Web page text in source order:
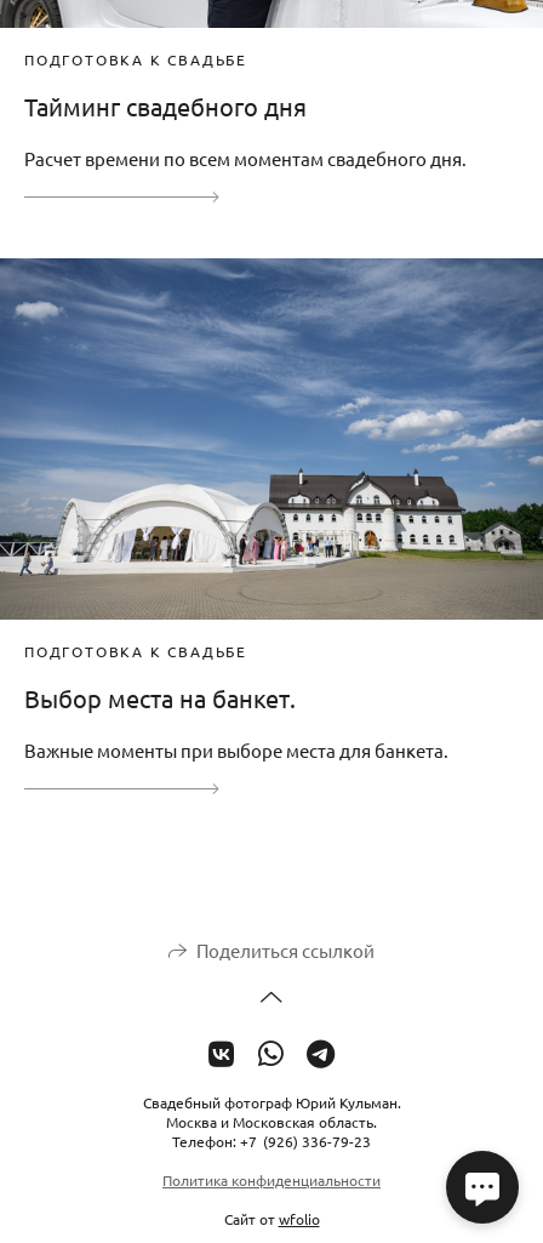
ПОДГОТОВКА К СВАДЬБЕ
Тайминг свадебного дня
Расчет времени по всем моментам свадебного дня.
ПОДГОТОВКА К СВАДЬБЕ
Выбор места на банкет.
Важные моменты при выборе места для банкета.
Поделиться ссылкой
Свадебный фотограф Юрий Кульман.
Москва и Московская область.
Телефон: +7 (926) 336-79-23
Политика конфиденциальности
Сайт отwfolio